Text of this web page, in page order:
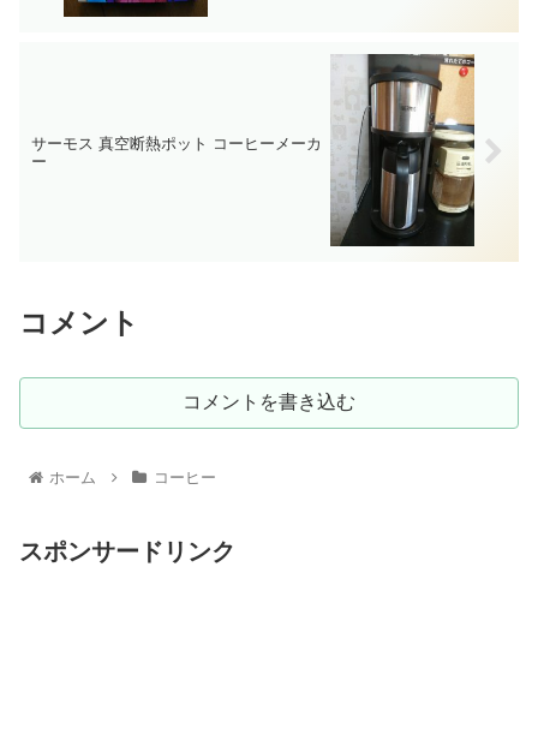
サーモス 真空断熱ポット コーヒーメーカ
ー
コメント
コメントを書き込む
ホーム コーヒー
スポンサードリンク